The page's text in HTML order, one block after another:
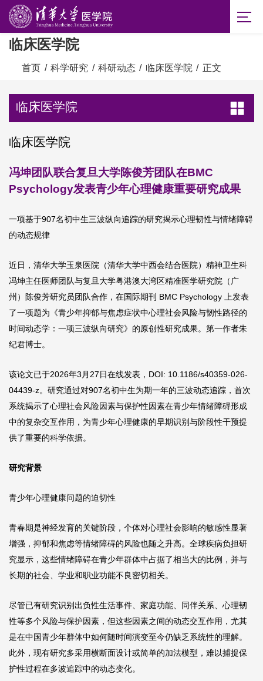
临床医学院
首页 / 科学研究 / 科研动态 / 临床医学院 / 正文
临床医学院
临床医学院
冯坤团队联合复旦大学陈俊芳团队在BMC
Psychology发表青少年心理健康重要研究成果
一项基于907名初中生三波纵向追踪的研究揭示心理韧性与情绪障碍
的动态规律
近日，清华大学玉泉医院（清华大学中西会结合医院）精神卫生科
冯坤主任医师团队与复旦大学粤港澳大湾区精准医学研究院（广
州）陈俊芳研究员团队合作，在国际期刊 BMC Psychology 上发表
了一项题为《青少年抑郁与焦虑症状中心理社会风险与韧性路径的
时间动态学：一项三波纵向研究》的原创性研究成果。第一作者朱
纪君博士。
该论文已于2026年3月27日在线发表，DOI: 10.1186/s40359-026-
04439-z。研究通过对907名初中生为期一年的三波动态追踪，首次
系统揭示了心理社会风险因素与保护性因素在青少年情绪障碍形成
中的复杂交互作用，为青少年心理健康的早期识别与阶段性干预提
供了重要的科学依据。
研究背景
青少年心理健康问题的迫切性
青春期是神经发育的关键阶段，个体对心理社会影响的敏感性显著
增强，抑郁和焦虑等情绪障碍的风险也随之升高。全球疾病负担研
究显示，这些情绪障碍在青少年群体中占据了相当大的比例，并与
长期的社会、学业和职业功能不良密切相关。
尽管已有研究识别出负性生活事件、家庭功能、同伴关系、心理韧
性等多个风险与保护因素，但这些因素之间的动态交互作用，尤其
是在中国青少年群体中如何随时间演变至今仍缺乏系统性的理解。
此外，现有研究多采用横断面设计或简单的加法模型，难以捕捉保
护性过程在多波追踪中的动态变化。